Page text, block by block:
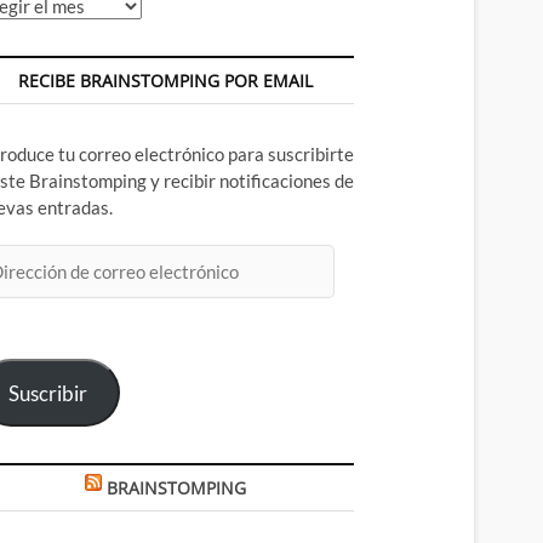
RECIBE BRAINSTOMPING POR EMAIL
tu correo electrónico para suscribirte
Brainstomping y recibir notificaciones de
entradas.
Suscribir
BRAINSTOMPING